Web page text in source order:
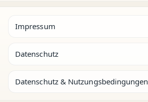
Impressum
Datenschutz
Datenschutz & Nutzungsbedingungen